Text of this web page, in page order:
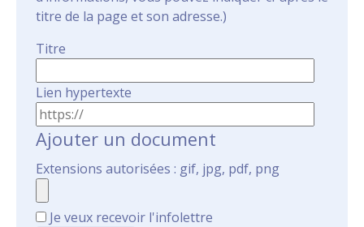
titre de la page et son adresse.)
Titre
Lien hypertexte
Ajouter un document
Extensions autorisées : gif, jpg, pdf, png
Je veux recevoir l'infolettre